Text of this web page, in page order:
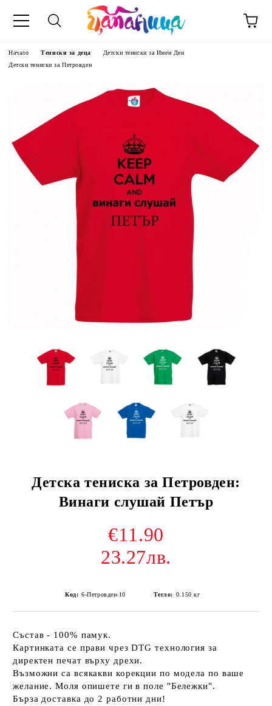
Начало Тениски за деца
Детски тениски за Имен Ден
Детски тениски за Петровден
Детска тениска за Петровден:
Винаги слушай Петър
€11.90
23.27лв.
Код: 6-Петровден-10 Тегло: 0.150 кг
Състав - 100% памук.
Картинката се прави чрез DTG технология за
директен печат върху дрехи.
Възможни са всякакви корекции по модела по ваше
желание. Моля опишете ги в поле "Бележки".
Бърза доставка до 2 работни дни!